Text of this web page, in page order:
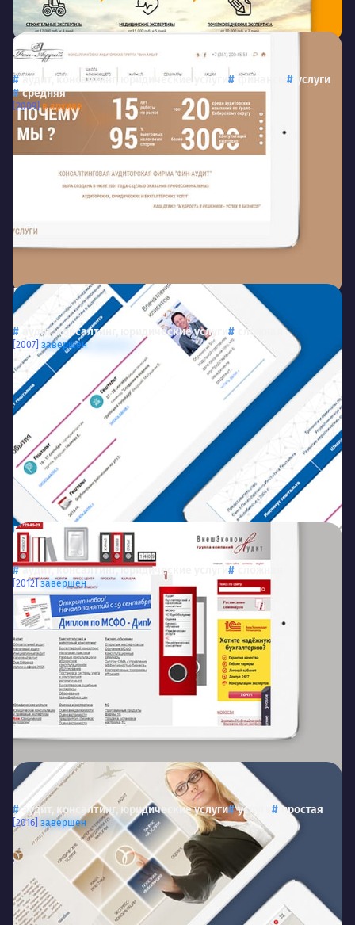
Финаудит
Финаудит
аудит, консалтинг, юридические услуги финансы
услуги
средняя
[2009] в архиве
Персоналити
Сайт компании «Персоналити»
аудит, консалтинг, юридические услуги сложная
[2007] завершен
ВнешЭкономАудит
ural-audit.ru
Сайт компании «ВнешЭкономАудит»
аудит, консалтинг, юридические услуги
[2012] завершен
Партнёрpartnercons.ru
Обновлённая версия сайта компании «Партнёр»
аудит, консалтинг, юридические услуги услуги простая
[2016] завершен